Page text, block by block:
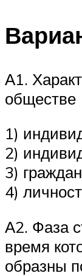
А1.
обществе
1)
2)
3)
4)
А2. Фаза
время
образны